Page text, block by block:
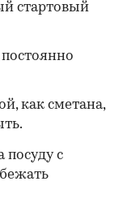
стартовый
как сметана,
посуду с